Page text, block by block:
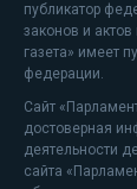
публикатор
законов и
газета» имеет
федерации.
Сайт
достоверная
деятельности
сайта